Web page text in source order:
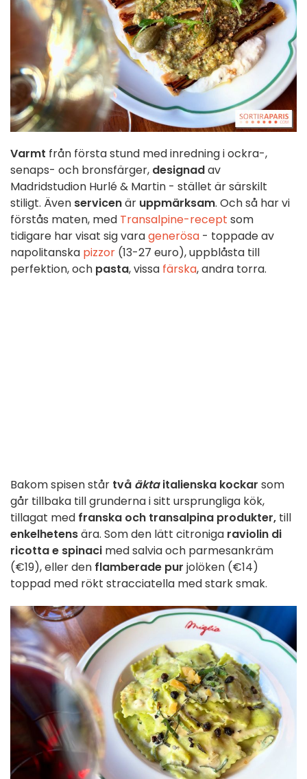
Varmt från första stund med inredning i ockra-,
senaps- och bronsfärger, designadav
Madridstudion Hurlé & Martin - stället är särskilt
stiligt. Även servicenär uppmärksam. Och så har vi
förstås maten, med Transalpine-recept som
tidigare har visat sig varagenerösa - toppade av
napolitanska pizzor (13-27 euro), uppblåsta till
perfektion, och pasta, vissa färska, andra torra.
Bakom spisen står två äktaitalienska kockar som
går tillbaka till grunderna i sitt ursprungliga kök,
tillagat med franska och transalpina produkter, till
enkelhetensära. Som den lätt citroniga raviolin di
ricotta e spinaci med salvia och parmesankräm
(€19), eller den flamberade pur jolöken (€14)
toppad med rökt stracciatella med stark smak.